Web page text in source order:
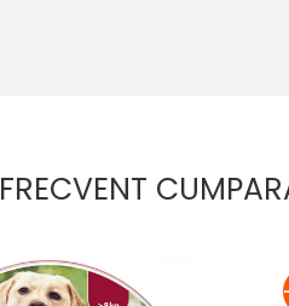
FRECVENT